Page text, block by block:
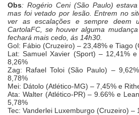
Obs: Rogério Ceni (São Paulo)
mas foi vetado por lesão. Entrem no
ver as escalações e sempre deem
CartolaFC, se houver alguma
fechará mais cedo, ás 14h30.
Gol: Fábio (Cruzeiro) – 23,48% e Tiago
Lat: Samuel Xavier (Sport) – 12,41%
8,26%
Zag: Rafael Toloi (São Paulo) –
8,78%
Mei: Dátolo (Atlético-MG) – 7,45% e
Ata: Walter (Atlético-PR) – 9.66% e
5,78%
Tec: Vanderlei Luxemburgo (Cruzeiro) –